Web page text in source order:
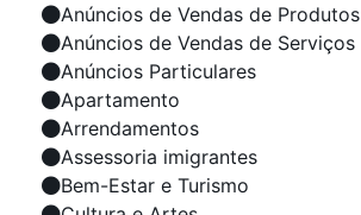
Anúncios de Vendas de Produtos
Anúncios de Vendas de Serviços
Anúncios Particulares
Apartamento
Arrendamentos
Assessoria imigrantes
Bem-Estar e Turismo